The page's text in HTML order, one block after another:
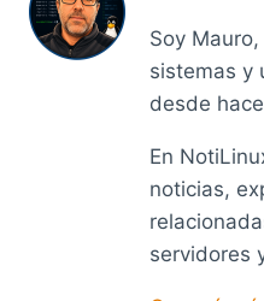
Soy
sistemas y
desde
En
noticias,
servidores